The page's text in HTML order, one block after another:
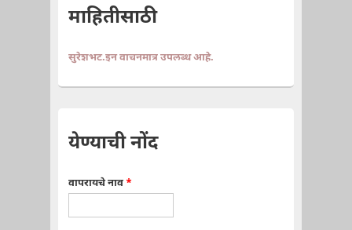
माहितीसाठी
सुरेशभट.इन वाचनमात्र उपलब्ध आहे.
येण्याची नोंद
वापरायचे नाव *